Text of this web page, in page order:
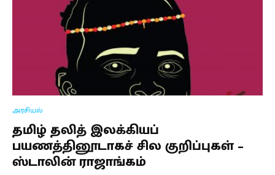
அரசியல்
தமிழ் தலித் இலக்கியப்
பயணத்தினூடாகச் சில குறிப்புகள் –
ஸ்டாலின் ராஜாங்கம்